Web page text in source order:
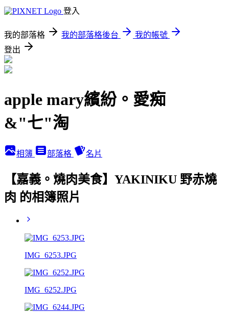
登入
我的部落格 我的部落格後台
我的帳號
登出
apple mary繽紛。愛痴
&"七"淘
相簿 部落格 名片
【嘉義。燒肉美食】YAKINIKU 野赤燒
肉 的相簿照片
IMG_6253.JPG
IMG_6252.JPG